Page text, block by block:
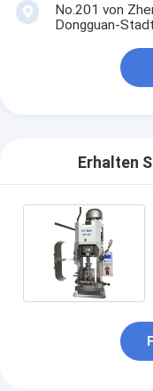
No.201 von
Dongguan-
Erhalten